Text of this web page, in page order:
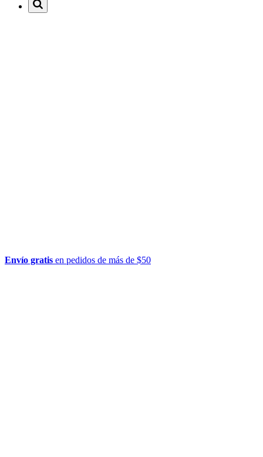
Envío gratis en pedidos de más de $50